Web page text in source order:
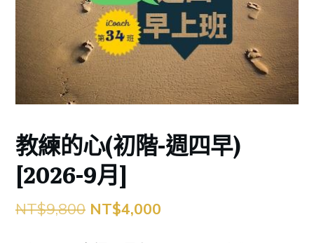
教練的心(初階-週四早)
[2026-9月]
NT$9,800 原
NT$4,000